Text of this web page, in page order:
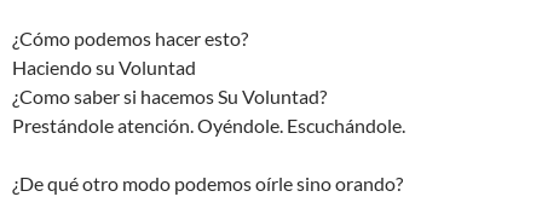
¿Cómo podemos hacer esto?
Haciendo su Voluntad
¿Como saber si hacemos Su Voluntad?
Prestándole atención. Oyéndole. Escuchándole.
¿De qué otro modo podemos oírle sino orando?